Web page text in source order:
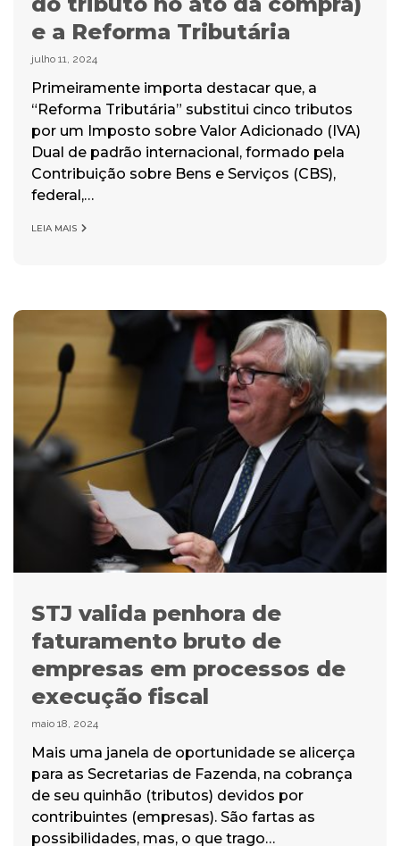
e a Reforma Tributária
julho 11, 2024
Primeiramente importa destacar que, a
“Reforma Tributária” substitui cinco tributos
por um Imposto sobre Valor Adicionado (IVA)
Dual de padrão internacional, formado pela
Contribuição sobre Bens e Serviços (CBS),
federal,…
LEIA MAIS
STJ valida penhora de
faturamento bruto de
empresas em processos de
execução fiscal
maio 18, 2024
Mais uma janela de oportunidade se alicerça
para as Secretarias de Fazenda, na cobrança
de seu quinhão (tributos) devidos por
contribuintes (empresas). São fartas as
possibilidades, mas, o que trago…